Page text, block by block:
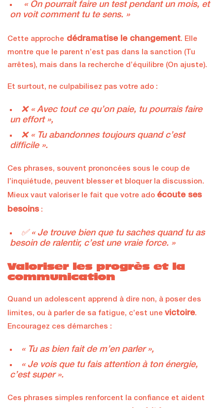
« On pourrait faire un test pendant un mois, et
on voit comment tu te sens. »
Cette approche dédramatise le changement. Elle
montre que le parent n’est pas dans la sanction (Tu
arrêtes), mais dans la recherche d’équilibre (On ajuste).
Et surtout, ne culpabilisez pas votre ado :
❌ « Avec tout ce qu’on paie, tu pourrais faire
un effort »,
❌ « Tu abandonnes toujours quand c’est
difficile ».
Ces phrases, souvent prononcées sous le coup de
l’inquiétude, peuvent blesser et bloquer la discussion.
Mieux vaut valoriser le fait que votre ado écoute ses
besoins :
✅ « Je trouve bien que tu saches quand tu as
besoin de ralentir, c’est une vraie force. »
Valoriser les progrès et la
communication
Quand un adolescent apprend à dire non, à poser des
limites, ou à parler de sa fatigue, c’est une victoire.
Encouragez ces démarches :
« Tu as bien fait de m’en parler »,
« Je vois que tu fais attention à ton énergie,
c’est super ».
Ces phrases simples renforcent la confiance et aident